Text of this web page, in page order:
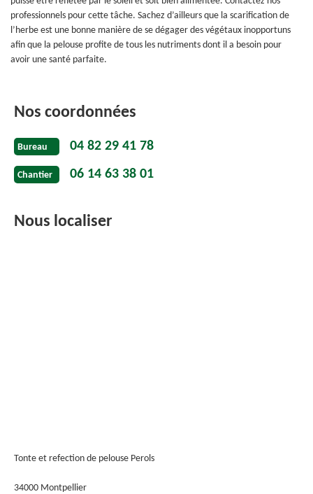
professionnels pour cette tâche. Sachez d’ailleurs que la scarification de
l’herbe est une bonne manière de se dégager des végétaux inopportuns
afin que la pelouse profite de tous les nutriments dont il a besoin pour
avoir une santé parfaite.
Nos coordonnées
Bureau 04 82 29 41 78
Chantier 06 14 63 38 01
Nous localiser
Tonte et refection de pelouse Perols
34000 Montpellier